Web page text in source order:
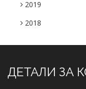
2019
2018
ДЕТАЛИ ЗА